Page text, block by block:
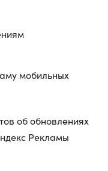
мобильных
об обновлениях
Рекламы